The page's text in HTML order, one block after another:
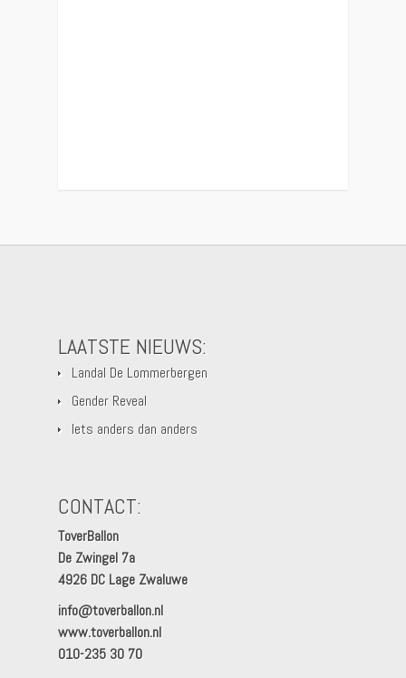
LAATSTE NIEUWS:
Landal De Lommerbergen
Gender Reveal
Iets anders dan anders
CONTACT:
ToverBallon
De Zwingel 7a
4926 DC Lage Zwaluwe
info@toverballon.nl
www.toverballon.nl
010-235 30 70